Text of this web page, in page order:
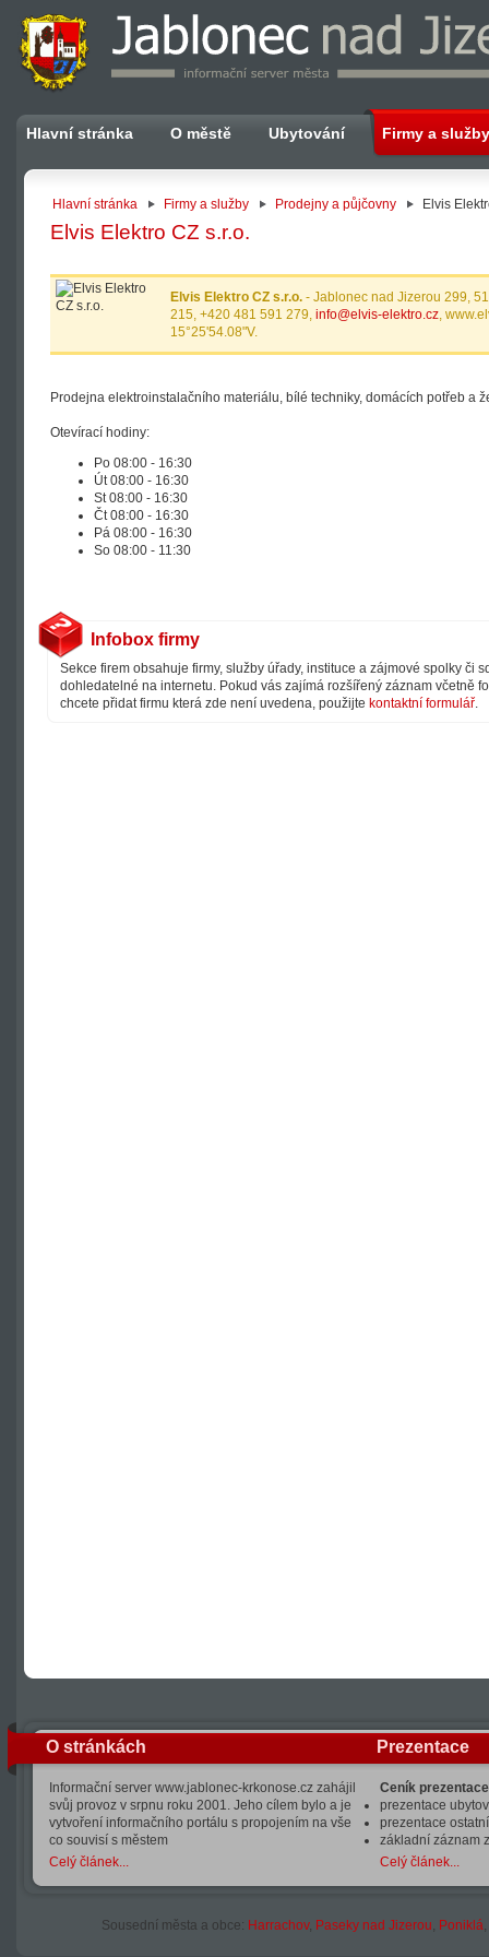
Hlavní stránka O městě Ubytování Firmy a služby
Hlavní stránka Firmy a služby Prodejny a půjčovny Elvis
Elvis Elektro CZ s.r.o.
Elvis Elektro CZ s.r.o. - Jablonec nad Jizerou 299,
215, +420 481 591 279, info@elvis-elektro.cz,
15°25'54.08"V.
Prodejna elektroinstalačního materiálu, bílé techniky, domácích potřeb a
Otevírací hodiny:
Po 08:00 - 16:30
Út 08:00 - 16:30
St 08:00 - 16:30
Čt 08:00 - 16:30
Pá 08:00 - 16:30
So 08:00 - 11:30
Infobox firmy
Sekce firem obsahuje firmy, služby úřady, instituce a zájmové spolky či
dohledatelné na internetu. Pokud vás zajímá rozšířený záznam včetně
chcete přidat firmu která zde není uvedena, použijte kontaktní formulář.
O stránkách
Informační server www.jablonec-krkonose.cz zahájil
svůj provoz v srpnu roku 2001. Jeho cílem bylo a je
vytvoření informačního portálu s propojením na vše
co souvisí s městem
Celý článek...
Prezentace
Ceník
prezentace
prezentace
základní záznam
Celý článek...
Sousední města a obce: Harrachov, Paseky nad Jizerou, Poniklá,